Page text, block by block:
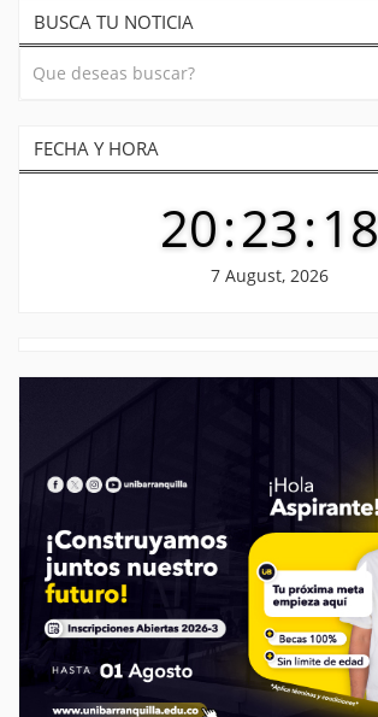
BUSCA TU NOTICIA
FECHA Y HORA
20:23:19
7 August, 2026